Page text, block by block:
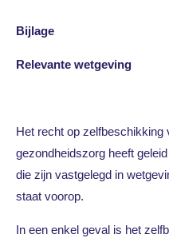
Bijlage
Relevante wetgeving
Het recht op zelfbeschikking
gezondheidszorg heeft
die zijn vastgelegd in
staat voorop.
In een enkel geval is het